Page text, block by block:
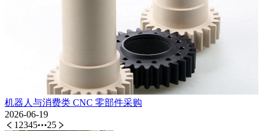
机器人与消费类 CNC 零部件采购
2026-06-19
1 2345 25